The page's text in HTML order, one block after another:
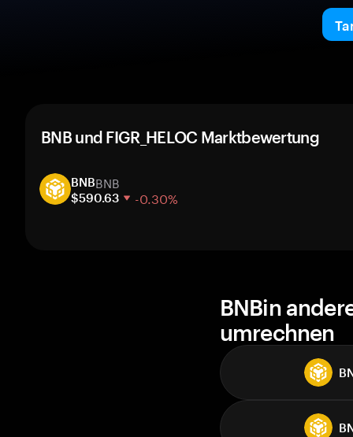
BNB und FIGR_HELOC Marktbewertung
BNBBNB
$590.63 -0.30%
BNBin
umrechnen